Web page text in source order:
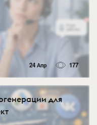
24 Апр 177
для